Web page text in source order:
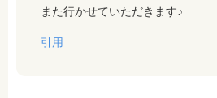
また行かせていただきます♪
引用